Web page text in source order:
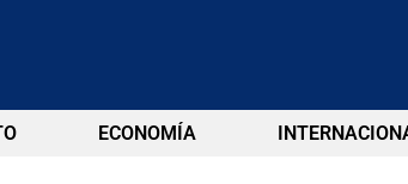
ECONOMÍA